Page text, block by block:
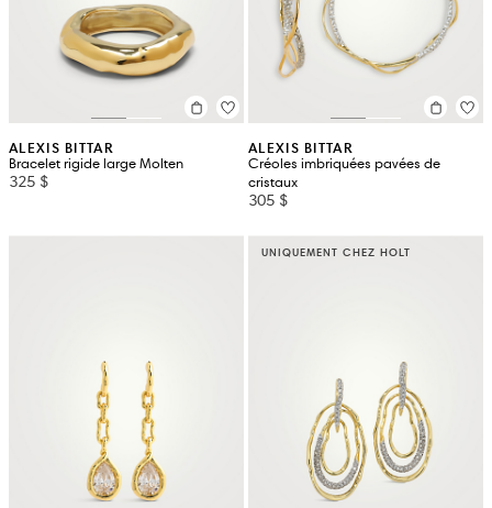
ALEXIS BITTAR
Bracelet rigide large Molten
325 $
ALEXIS BITTAR
Créoles imbriquées pavées de
cristaux
305 $
UNIQUEMENT CHEZ HOLT